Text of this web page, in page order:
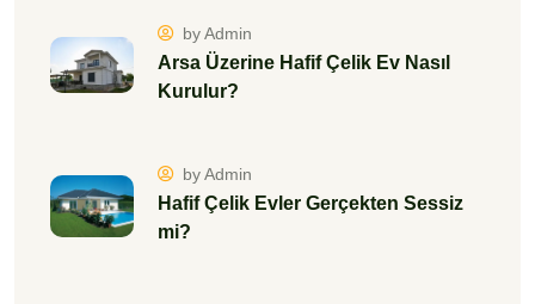
by Admin
Arsa Üzerine Hafif Çelik Ev Nasıl
Kurulur?
by Admin
Hafif Çelik Evler Gerçekten Sessiz
mi?